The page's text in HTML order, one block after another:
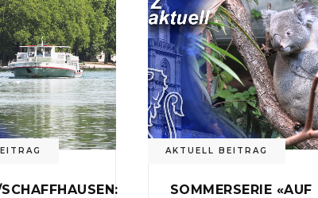
AKTUELL BEITRAG
SOMMERSERIE «AUF